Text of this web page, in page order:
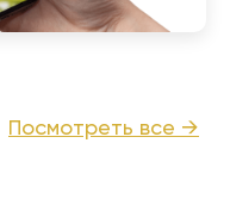
Посмотреть все →